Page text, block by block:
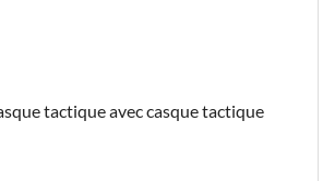
tactique avec casque tactique